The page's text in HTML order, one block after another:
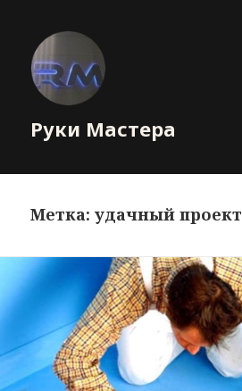
Руки Мастера
Метка: удачный проект